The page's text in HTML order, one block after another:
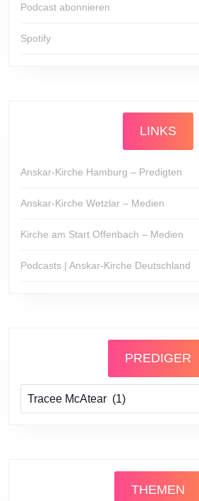
Podcast abonnieren
Spotify
LINKS
Anskar-Kirche Hamburg – Predigten
Anskar-Kirche Wetzlar – Medien
Kirche am Start Offenbach – Medien
Podcasts | Anskar-Kirche Deutschland
PREDIGER
Prediger
THEMEN